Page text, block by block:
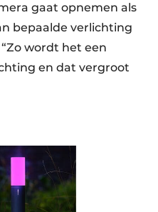
gaat opnemen als
bepaalde verlichting
wordt het een
en dat vergroot